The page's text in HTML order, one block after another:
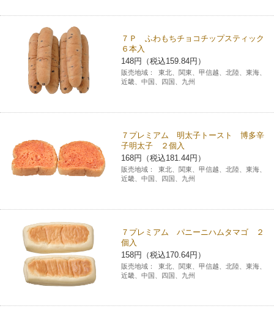
７Ｐ ふわもちチョコチップスティック
６本入
148円（税込159.84円）
販売地域：
東北、関東、甲信越、北陸、東海、
近畿、中国、四国、九州
７プレミアム 明太子トースト 博多辛
子明太子 ２個入
168円（税込181.44円）
販売地域：
東北、関東、甲信越、北陸、東海、
近畿、中国、四国、九州
７プレミアム パニーニハムタマゴ ２
個入
158円（税込170.64円）
販売地域：
東北、関東、甲信越、北陸、東海、
近畿、中国、四国、九州